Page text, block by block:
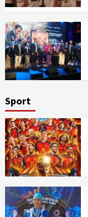
Sport